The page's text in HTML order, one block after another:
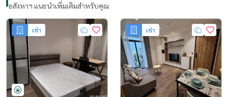
อสังหาฯ แนะนำเพิ่มเติมสำหรับคุณ
เช่า เช่า